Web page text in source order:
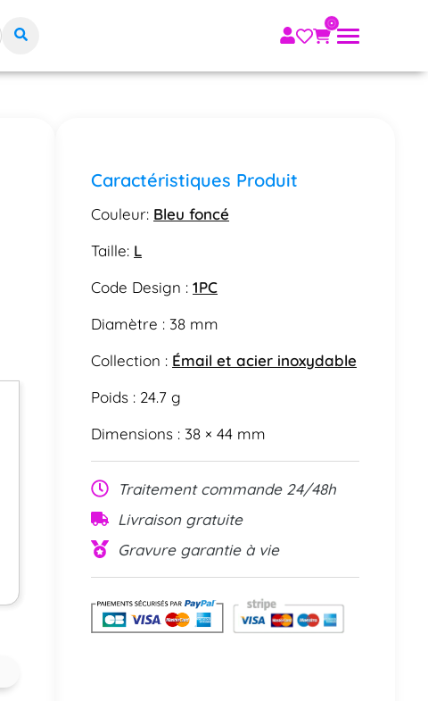
Caractéristiques Produit
Couleur: Bleu foncé
Taille: L
Code Design :1PC
Diamètre : 38 mm
Collection : Émail et acier inoxydable
Poids : 24.7 g
Dimensions : 38 × 44 mm
Traitement commande 24/48h
Livraison gratuite
Gravure garantie à vie